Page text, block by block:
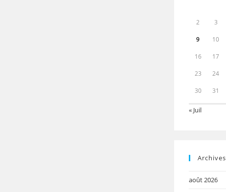
2 3
9 10
16 17
23 24
30 31
« Juil
Archives
août 2026